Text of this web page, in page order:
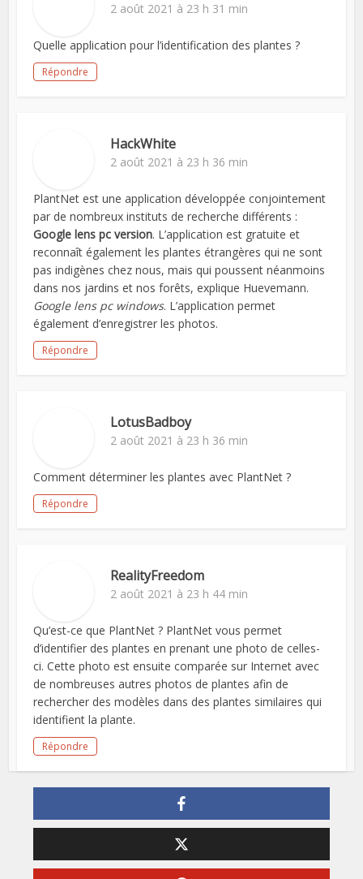
2 août 2021 à 23 h 31 min
Quelle application pour l’identification des plantes ?
Répondre
HackWhite
2 août 2021 à 23 h 36 min
PlantNet est une application développée conjointement
par de nombreux instituts de recherche différents :
Google lens pc version. L’application est gratuite et
reconnaît également les plantes étrangères qui ne sont
pas indigènes chez nous, mais qui poussent néanmoins
dans nos jardins et nos forêts, explique Huevemann.
Google lens pc windows. L’application permet
également d’enregistrer les photos.
Répondre
LotusBadboy
2 août 2021 à 23 h 36 min
Comment déterminer les plantes avec PlantNet ?
Répondre
RealityFreedom
2 août 2021 à 23 h 44 min
Qu’est-ce que PlantNet ? PlantNet vous permet
d’identifier des plantes en prenant une photo de celles-
ci. Cette photo est ensuite comparée sur Internet avec
de nombreuses autres photos de plantes afin de
rechercher des modèles dans des plantes similaires qui
identifient la plante.
Répondre